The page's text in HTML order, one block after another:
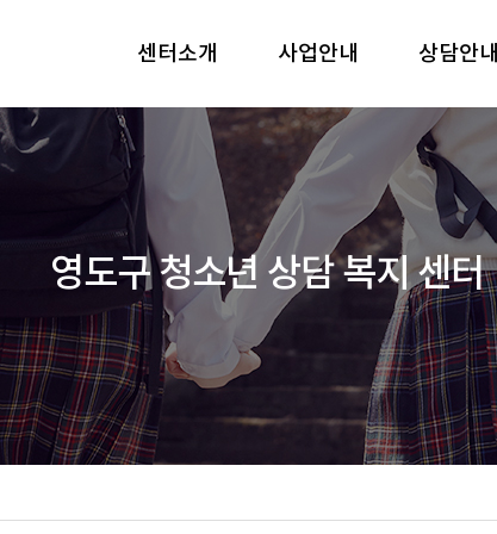
센터소개 사업안내 상담안내
영도구 청소년 상담 복지 센터